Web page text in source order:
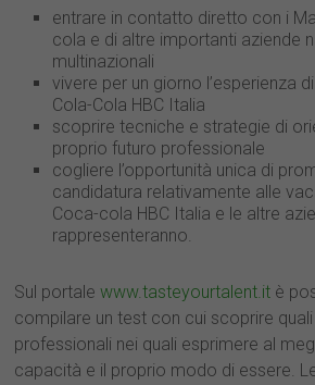
livello B2)
Buon livello di conoscenza
Capacità di lavorare in
organizzative
Tipo di contratto
Compenso
Sede di lavoro
Indirizzo email
entrare in contatto diretto con i
cola e di altre importanti aziende
multinazionali
vivere per un giorno l’esperienza
Cola-Cola HBC Italia
scoprire tecniche e strategie di
proprio futuro professionale
cogliere l’opportunità unica di
candidatura relativamente alle
Coca-cola HBC Italia e le altre
rappresenteranno.
Sul portalewww.tasteyourtalent.it è
compilare un test con cui scoprire
professionali nei quali esprimere al
capacità e il proprio modo di essere.